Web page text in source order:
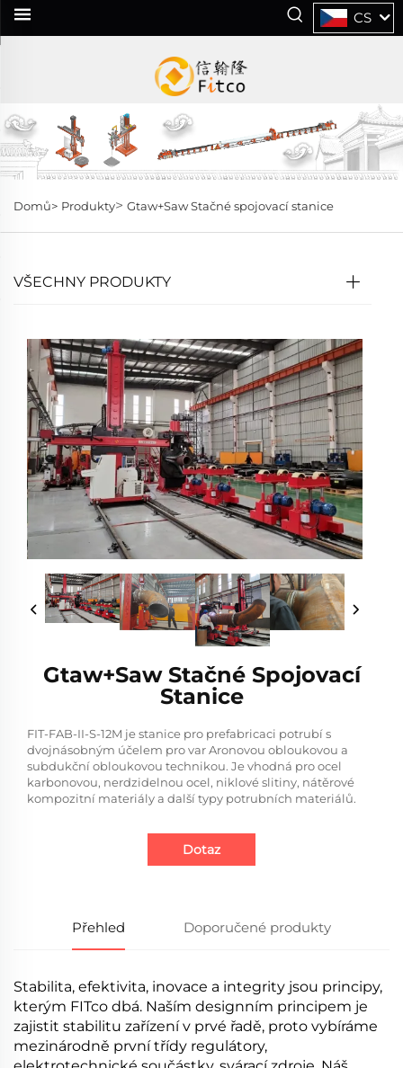
CS
Domů> Produkty> Gtaw+Saw Stačné spojovací stanice
VŠECHNY PRODUKTY
Gtaw+Saw Stačné Spojovací
Stanice
FIT-FAB-II-S-12M je stanice pro prefabricaci potrubí s
dvojnásobným účelem pro var Aronovou obloukovou a
subdukční obloukovou technikou. Je vhodná pro ocel
karbonovou, nerdzidelnou ocel, niklové slitiny, nátěrové
kompozitní materiály a další typy potrubních materiálů.
Dotaz
Přehled Doporučené produkty
Stabilita, efektivita, inovace a integrity jsou principy,
kterým FITco dbá. Naším designním principem je
zajistit stabilitu zařízení v prvé řadě, proto vybíráme
mezinárodně první třídy regulátory,